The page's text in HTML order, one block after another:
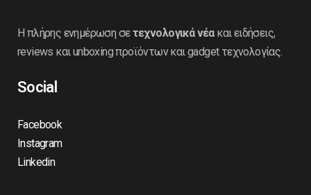
Η πλήρης ενημέρωση σετεχνολογικά νέακαι ειδήσεις,
reviews και unboxing προϊόντων και gadget τεχνολογίας.
Social
Facebook
Instagram
Linkedin